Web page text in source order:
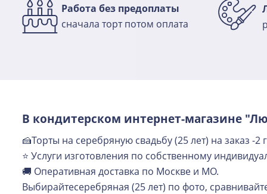
Работа без предоплаты
сначала торт потом оплата
В кондитерском интернет-магазине
🍰Торты на серебряную свадьбу (25 лет) на заказ -2
⭐ Услуги изготовления по собственному
🚚 Оперативная доставка по Москве и МО.
Выбирайтесеребряная (25 лет) по фото,